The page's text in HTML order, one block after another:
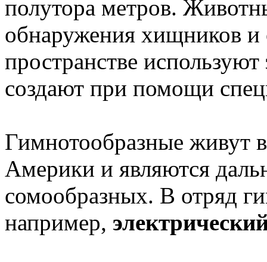
полутора метров.
обнаружения хищников и
пространстве используют
создают при помощи
Гимнотообразные
Америки и являются
сомообразных. В отряд
например,